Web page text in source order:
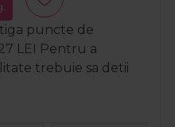
puncte de
LEI
Pentru a
trebuie sa detii